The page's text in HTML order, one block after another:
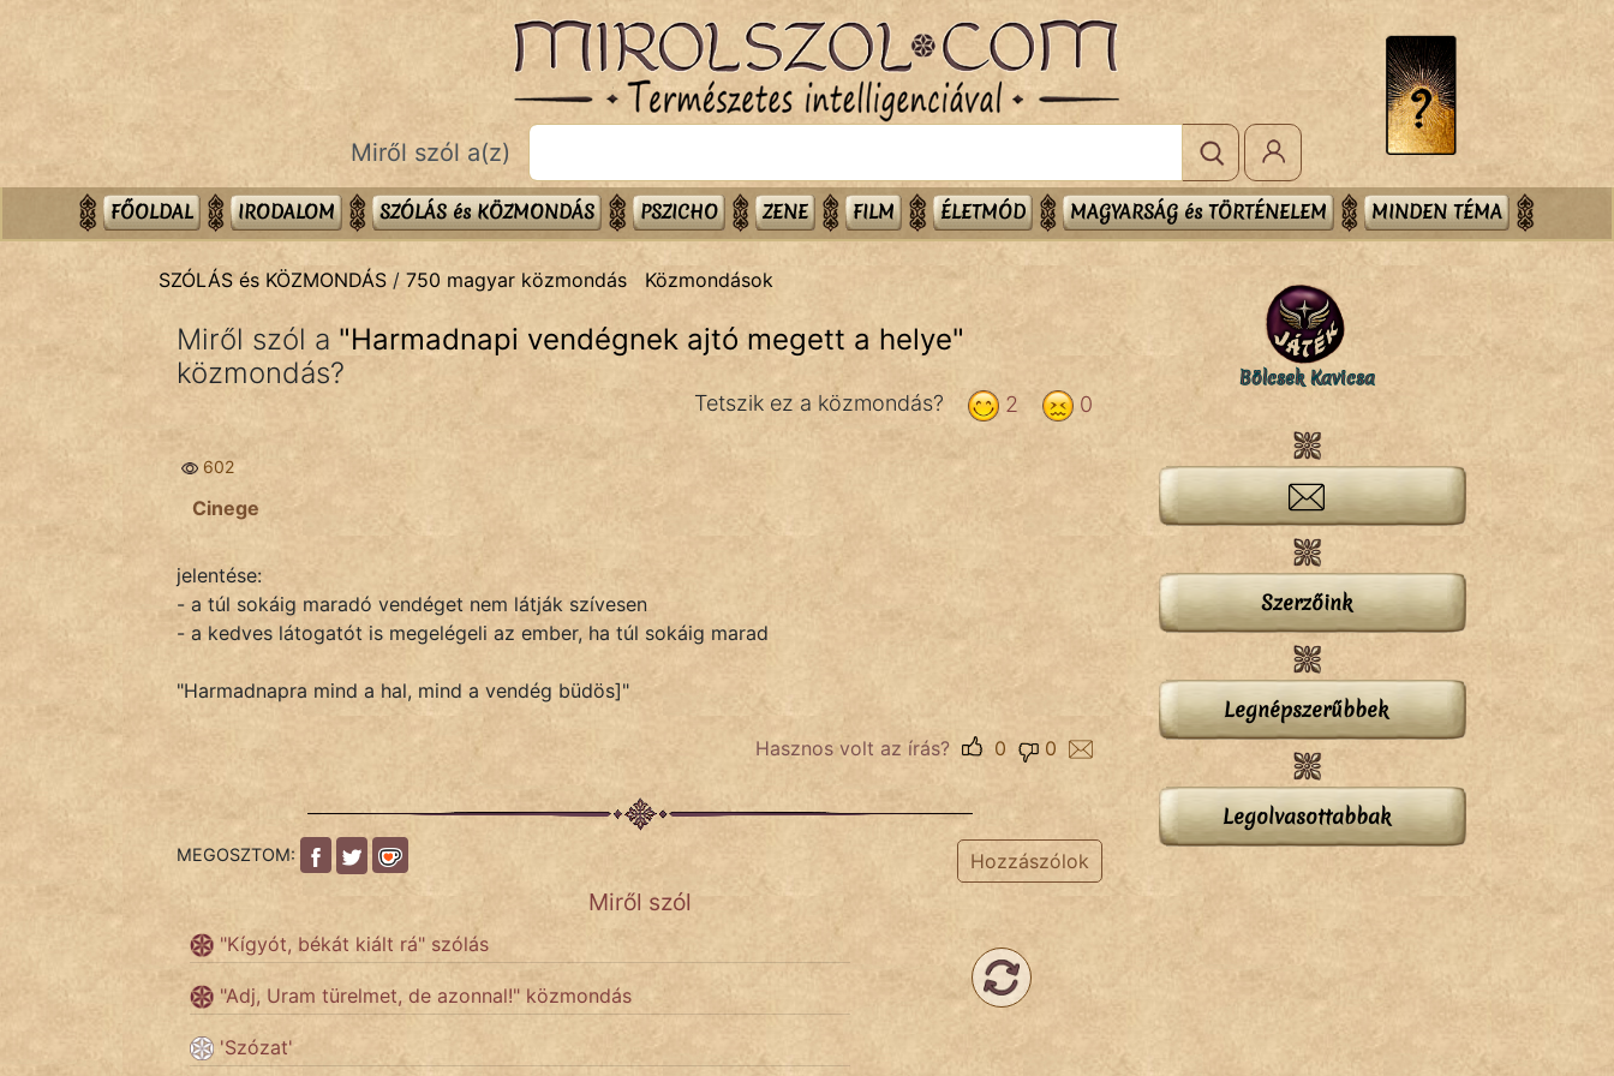
Bibliai
Közmondások
Szóláscsoportok
KÖZMONDÁS
FILM
Miről szól a(z)
FŐOLDAL IRODALOM SZÓLÁS és KÖZMONDÁS PSZICHO ZENE FILM ÉLETMÓD MAGYARSÁG és TÖRTÉNELEM MINDEN TÉMA
SZÓLÁS és KÖZMONDÁS / 750 magyar közmondás Közmondások
Miről szól a "Harmadnapi vendégnek ajtó megett a helye"
közmondás?
0
2
Tetszik ez a közmondás?
602
Cinege
jelentése:
- a túl sokáig maradó vendéget nem látják szívesen
- a kedves látogatót is megelégeli az ember, ha túl sokáig marad
"Harmadnapra mind a hal, mind a vendég büdös]"
Hasznos volt az írás? 0
0
MEGOSZTOM: Hozzászólok
Miről szól
"Kígyót, békát kiált rá" szólás
"Adj, Uram türelmet, de azonnal!" közmondás
'Szózat'
Bölcsek Kavicsa
Szerzőink
Legnépszerűbbek
Legolvasottabbak